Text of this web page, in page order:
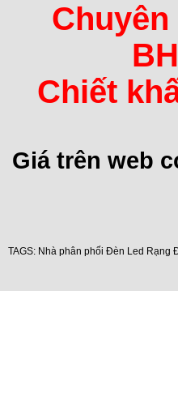
Chiết
Giá trên web
TAGS: Nhà phân phối Đèn Led Rạng